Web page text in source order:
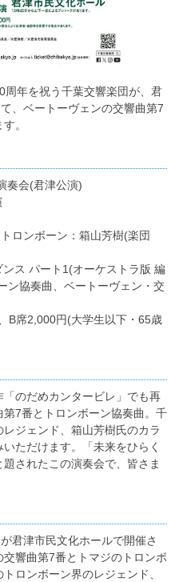
年を祝う千葉交響楽団が、君
、ベートーヴェンの交響曲第7
。
奏会(君津公演)
ロンボーン：箱山芳樹(楽団
ス パート1(オーケストラ版 編
ン協奏曲、ベートーヴェン・交
B席2,000円(大学生以下・65歳
のだめカンタービレ」でも再
7番とトロンボーン協奏曲。千
ジェンド、箱山芳樹氏のカラ
ただけます。「未来をひらく
されたこの演奏会で、皆さま
君津市民文化ホールで開催さ
響曲第7番とトマジのトロンボ
ロンボーン界のレジェンド、